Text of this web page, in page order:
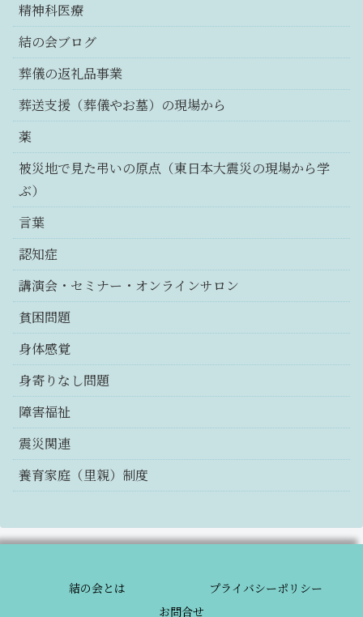
精神科医療
結の会ブログ
葬儀の返礼品事業
葬送支援（葬儀やお墓）の現場から
薬
被災地で見た弔いの原点（東日本大震災の現場から学
ぶ）
言葉
認知症
講演会・セミナー・オンラインサロン
貧困問題
身体感覚
身寄りなし問題
障害福祉
震災関連
養育家庭（里親）制度
結の会とは
プライバシーポリシー
お問合せ